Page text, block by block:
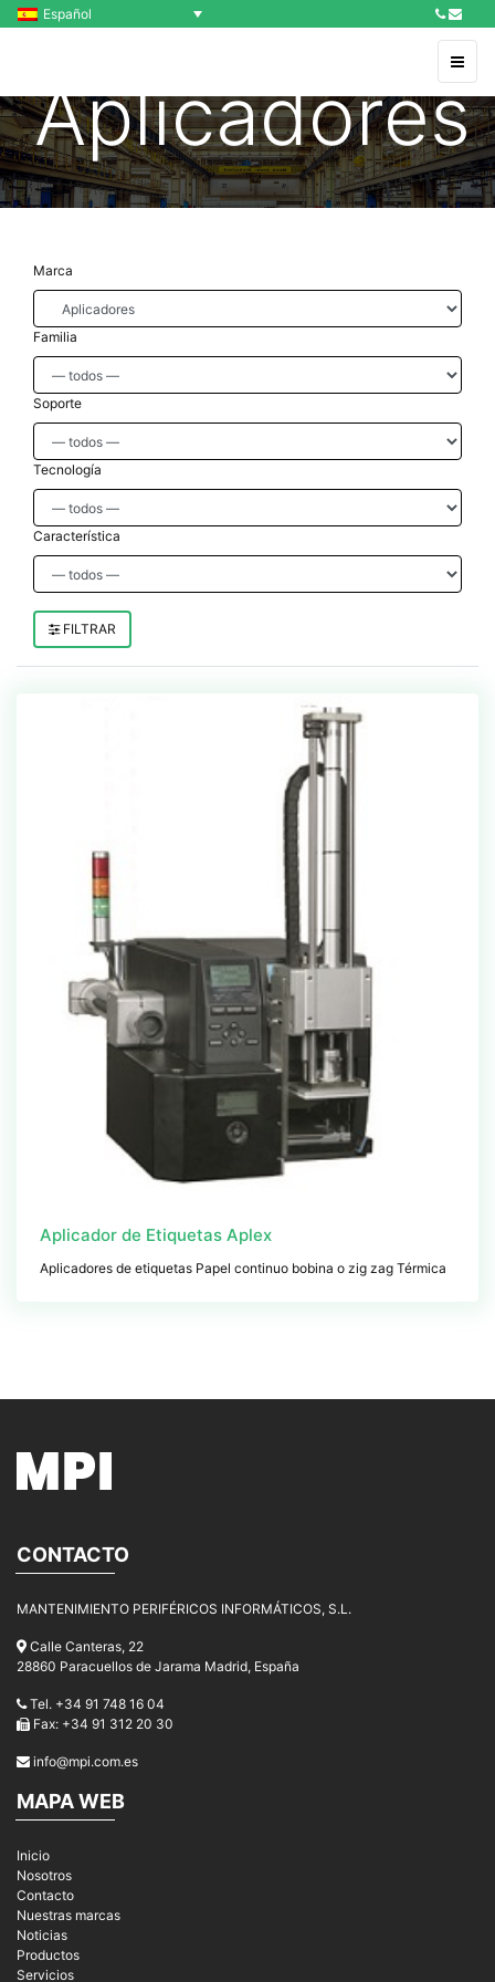
Español
Aplicadores
Marca
Familia
Soporte
Tecnología
Característica
FILTRAR
Aplicador de Etiquetas Aplex
Aplicadores de etiquetas Papel continuo bobina o zig zag Térmica
CONTACTO
MANTENIMIENTO PERIFÉRICOS INFORMÁTICOS, S.L.
Calle Canteras, 22
28860 Paracuellos de Jarama Madrid, España
Tel. +34 91 748 16 04
Fax: +34 91 312 20 30
info@mpi.com.es
MAPA WEB
Inicio
Nosotros
Contacto
Nuestras marcas
Noticias
Productos
Servicios